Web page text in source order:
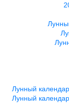
Лунный
Лунный